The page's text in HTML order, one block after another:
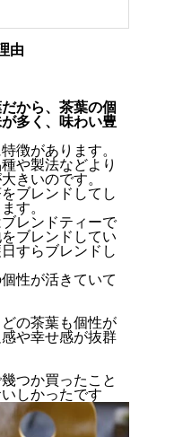
格
は
5
0
円
で
す
。
由
から、茶葉の個
多く、味わい豊
徴があります。
や製法などより
きいのです。
ブレンドしてし
す。
レンドティーで
ブレンドしてい
すらブレンドし
性が活きていて
の茶葉も個性が
や幸せ感が抜群
つか買ったこと
しかったです